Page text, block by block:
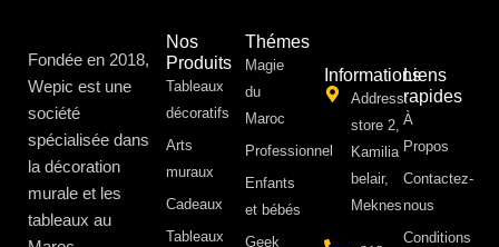
Fondée en 2018,
Wepic est une
société
spécialisée dans
la décoration
murale et les
tableaux au
Nos
Produits
Tableaux
décoratifs
Arts
muraux
Cadeaux
Tableaux
Thémes
Magie
du
Maroc
Professionnel
Enfants
et bébés
Geek
Informations
Address:
store 2,
Kamilia
belair,
Meknes
Liens
rapides
À
Propos ​
Contactez-
nous
Conditions